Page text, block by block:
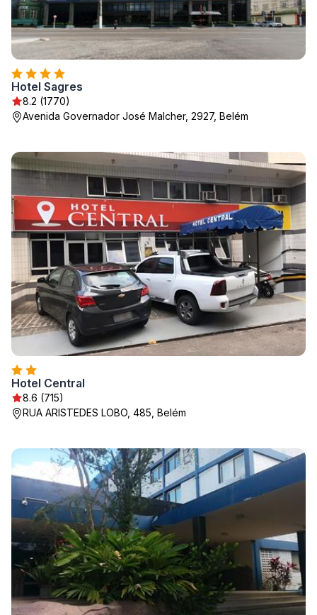
Hotel Sagres
8.2 (1770)
Avenida Governador José Malcher, 2927, Belém
Hotel Central
8.6 (715)
RUA ARISTEDES LOBO, 485, Belém